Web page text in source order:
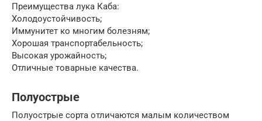
Преимущества лука Каба:
Холодоустойчивость;
Иммунитет ко многим болезням;
Хорошая транспортабельность;
Высокая урожайность;
Отличные товарные качества.
Полуострые
Полуострые сорта отличаются малым количеством